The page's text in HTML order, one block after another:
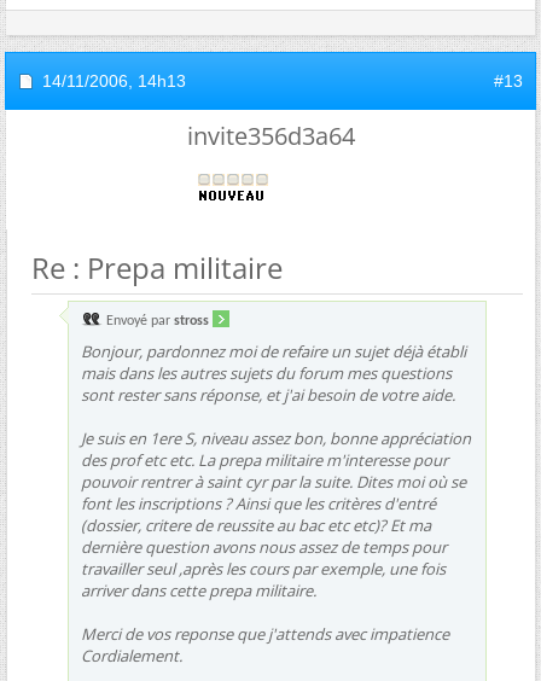
14/11/2006, 14h13 #13
invite356d3a64
Re : Prepa militaire
Envoyé par stross
Bonjour, pardonnez moi de refaire un sujet déjà établi
mais dans les autres sujets du forum mes questions
sont rester sans réponse, et j'ai besoin de votre aide.
Je suis en 1ere S, niveau assez bon, bonne appréciation
des prof etc etc. La prepa militaire m'interesse pour
pouvoir rentrer à saint cyr par la suite. Dites moi où se
font les inscriptions ? Ainsi que les critères d'entré
(dossier, critere de reussite au bac etc etc)? Et ma
dernière question avons nous assez de temps pour
travailler seul ,après les cours par exemple, une fois
arriver dans cette prepa militaire.
Merci de vos reponse que j'attends avec impatience
Cordialement.